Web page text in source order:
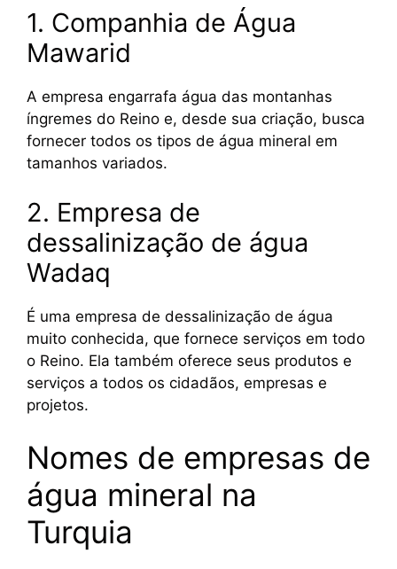
1. Companhia de Água
Mawarid
A empresa engarrafa água das montanhas
íngremes do Reino e, desde sua criação, busca
fornecer todos os tipos de água mineral em
tamanhos variados.
2. Empresa de
dessalinização de água
Wadaq
É uma empresa de dessalinização de água
muito conhecida, que fornece serviços em todo
o Reino. Ela também oferece seus produtos e
serviços a todos os cidadãos, empresas e
projetos.
Nomes de empresas de
água mineral na
Turquia